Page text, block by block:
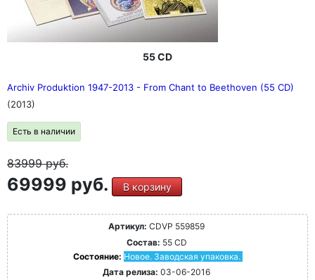
55 CD
Archiv Produktion 1947-2013 - From Chant to Beethoven (55 CD)
(2013)
Есть в наличии
83999руб.
69999 руб. В корзину
Артикул: CDVP 559859
Состав: 55 CD
Состояние: Новое. Заводская упаковка.
Дата релиза: 03-06-2016